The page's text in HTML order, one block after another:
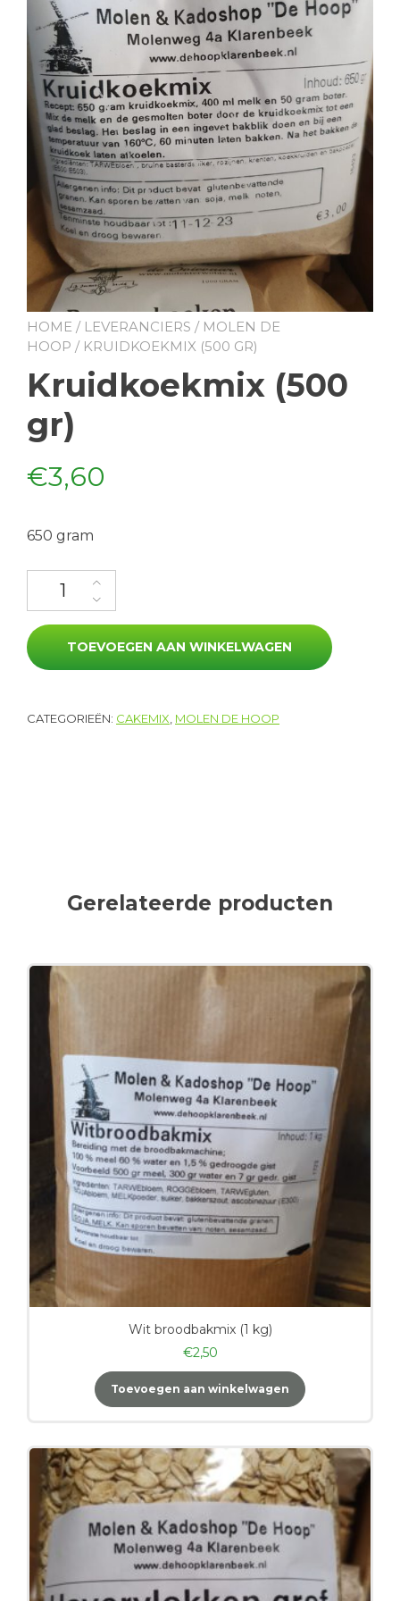
HOME / LEVERANCIERS / MOLEN DE
HOOP / KRUIDKOEKMIX (500 GR)
Kruidkoekmix (500
gr)
€3,60
650 gram
Kruidkoekmix (500 gr) aantal
TOEVOEGEN AAN WINKELWAGEN
CATEGORIEËN: CAKEMIX, MOLEN DE HOOP
Gerelateerde producten
Wit broodbakmix (1 kg)
€2,50
Toevoegen aan winkelwagen